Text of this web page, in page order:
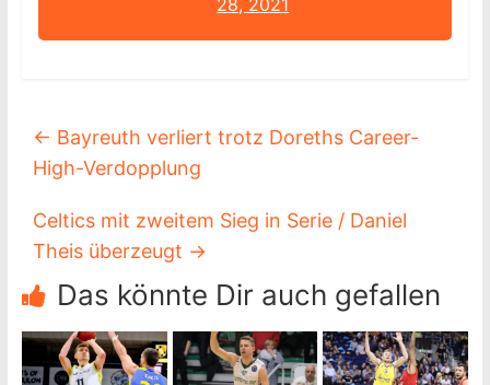
28, 2021
← Bayreuth verliert trotz Doreths Career-
High-Verdopplung
Celtics mit zweitem Sieg in Serie / Daniel
Theis überzeugt →
Das könnte Dir auch gefallen